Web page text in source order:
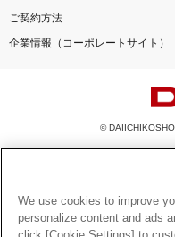
ご契約方法
企業情報（コーポレートサイト）
©
このサイトに掲載されている一切の
を問わず、著作権法の定める範囲を
とを禁じます。
楽曲及びコンテンツは、機種により
We use cookies to improve
personalize content and ads